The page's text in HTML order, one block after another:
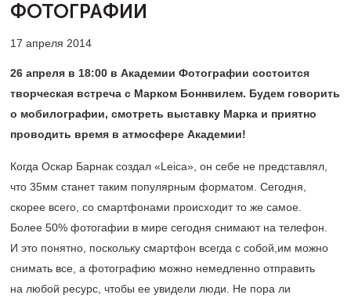
ФОТОГРАФИИ
17 апреля 2014
26 апреля в 18:00 в Академии Фотографии состоится
творческая встреча с Марком Боннвилем. Будем говорить
о мобилографии, смотреть выставку Марка и приятно
проводить время в атмосфере Академии!
Когда Оскар Барнак создал «Leica», он себе не представлял,
что 35мм станет таким популярным форматом. Сегодня,
скорее всего, со смартфонами происходит то же самое.
Более 50% фотогафии в мире сегодня снимают на телефон.
И это понятно, поскольку смартфон всегда с собой,им можно
снимать все, а фотографию можно немедленно отправить
на любой ресурс, чтобы ее увидели люди. Не пора ли